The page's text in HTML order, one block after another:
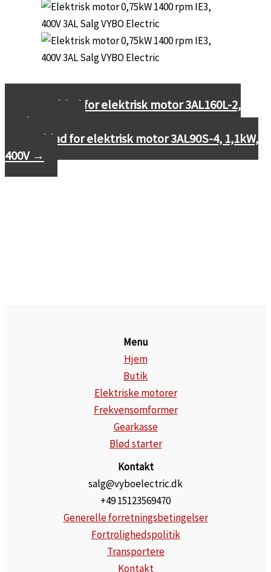
Datablad for elektrisk motor 3AL160L-2,
18,5kW, 400V
Datablad for elektrisk motor 3AL90S-4, 1,1kW,
400V →
Menu
Hjem
Butik
Elektriske motorer
Frekvensomformer
Gearkasse
Blød starter
Kontakt
salg@vyboelectric.dk
+49 15123569470
Generelle forretningsbetingelser
Fortrolighedspolitik
Transportere
Kontakt